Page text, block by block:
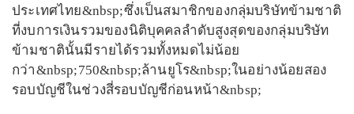
ประเทศไทย&nbsp;ซึ่งเป็นสมาชิกของกลุ่มบริษัทข้ามชาติ
ที่งบการเงินรวมของนิติบุคคลลำดับสูงสุดของกลุ่มบริษัท
ข้ามชาตินั้นมีรายได้รวมทั้งหมดไม่น้อย
กว่า&nbsp;750&nbsp;ล้านยูโร&nbsp;ในอย่างน้อยสอง
รอบบัญชีในช่วงสี่รอบบัญชีก่อนหน้า&nbsp;